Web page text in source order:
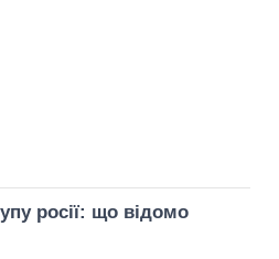
росії: що відомо